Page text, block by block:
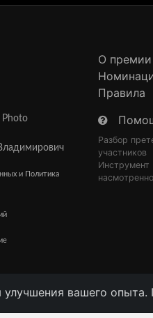
вашего опыта.
Photo
и Политика
О премии
Правила
Разбор
участников
Инструмент